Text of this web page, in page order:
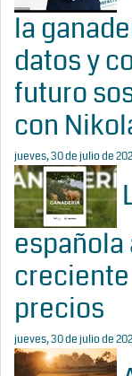
la
datos y
futuro
con
jueves, 30 de julio de
española
precios
jueves, 30 de julio de